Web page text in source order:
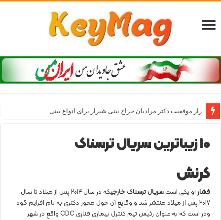
راز موفقیت دکتر مرادیان جراح بینی شیراز برای انواع بینی
10 زیباترین سریال ترسناک
کرنش
فشاراو یکی استسریال ترسناک خارجی
که در سال 2014 پس از میلاد تا سال
2017 پس از میلاد منتشر شد و وقایع آن حول محور دکتری به نام افرایم گود
ودر است که به عنوان رئیس تیم کنترل بیماری قناری CDC واقع در شهر